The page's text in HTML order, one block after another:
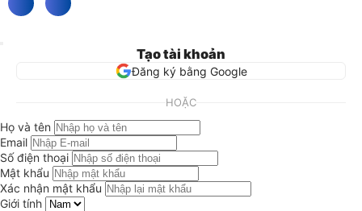
Tạo tài khoản
Đăng ký bằng Google
HOẶC
Họ và tên
Email
Số điện thoại
Mật khẩu
Xác nhận mật khẩu
Giới tính